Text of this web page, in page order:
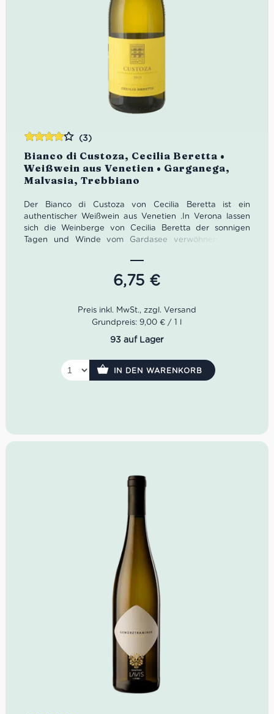
Bianco di Custoza, Cecilia Beretta •
Weißwein aus Venetien • Garganega,
Malvasia, Trebbiano
(3)
Der Bianco di Custoza von Cecilia Beretta ist ein
authentischer Weißwein aus Venetien . In Verona lassen
sich die Weinberge von Cecilia Beretta der sonnigen
Tagen und Winde vom Gardasee verwöhnen. Dieser
Garganega, 20% Bianca Fernanda und 10% Malvasia.
Gängen und zu zweiten Gängen mit Seefisch
Farbe: strohgelb
Geruch: leicht aromatisch und erinnert an Früchte
Idealer Versandkarton: 21 Flaschen
6,75 €
Bewertet
mit4.00
von 5
Grundpreis: 9,00 € / 1 l
93 auf Lager
IN DEN WARENKORB